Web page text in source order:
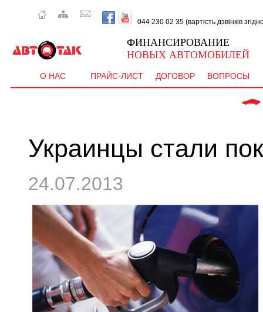
044 230 02 35 (вартість дзвінків
ФИНАНСИРОВАНИЕ
НОВЫХ АВТОМОБИЛЕЙ
О НАС ПРАЙС-ЛИСТ ДОГОВОР ВОПРОСЫ
Украинцы стали
24.07.2013